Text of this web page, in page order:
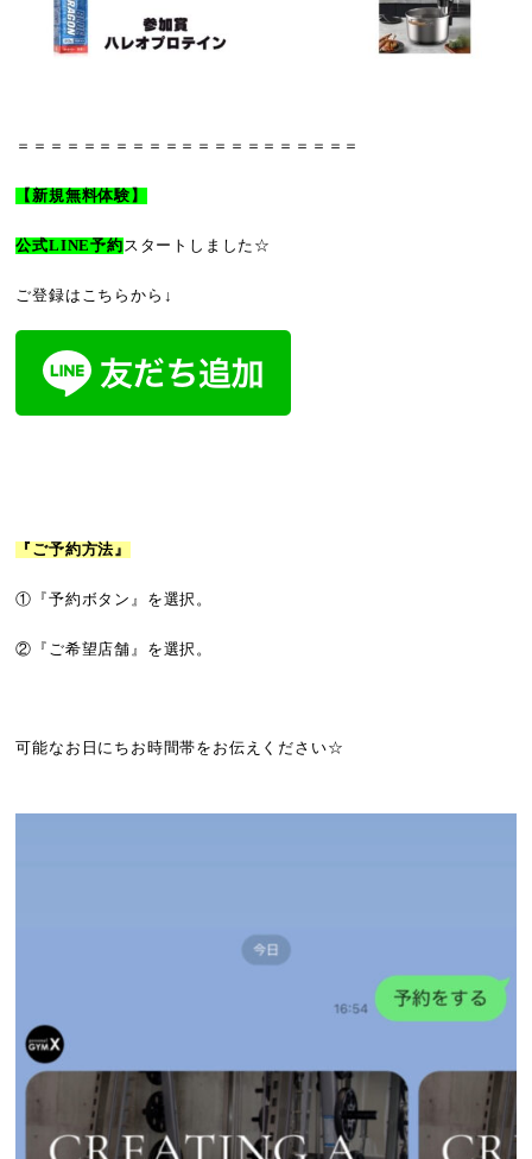
＝＝＝＝＝＝＝＝＝＝＝＝＝＝＝＝＝＝＝＝＝
【新規無料体験】
公式LINE予約 スタートしました☆
ご登録はこちらから↓
『ご予約方法』
①『予約ボタン』を選択。
②『ご希望店舗』を選択。
可能なお日にちお時間帯をお伝えください☆